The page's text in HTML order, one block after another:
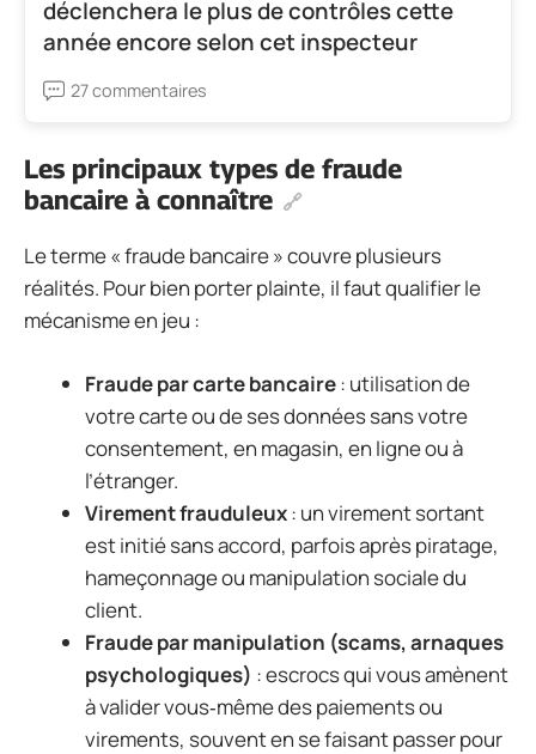
déclenchera le plus de contrôles cette
année encore selon cet inspecteur
27 commentaires
Les principaux types de fraude
bancaire à connaître
Le terme « fraude bancaire » couvre plusieurs
réalités. Pour bien porter plainte, il faut qualifier le
mécanisme en jeu :
Fraude par carte bancaire: utilisation de
votre carte ou de ses données sans votre
consentement, en magasin, en ligne ou à
l’étranger.
Virement frauduleux: un virement sortant
est initié sans accord, parfois après piratage,
hameçonnage ou manipulation sociale du
client.
Fraude par manipulation (scams, arnaques
psychologiques) : escrocs qui vous amènent
à valider vous‑même des paiements ou
virements, souvent en se faisant passer pour